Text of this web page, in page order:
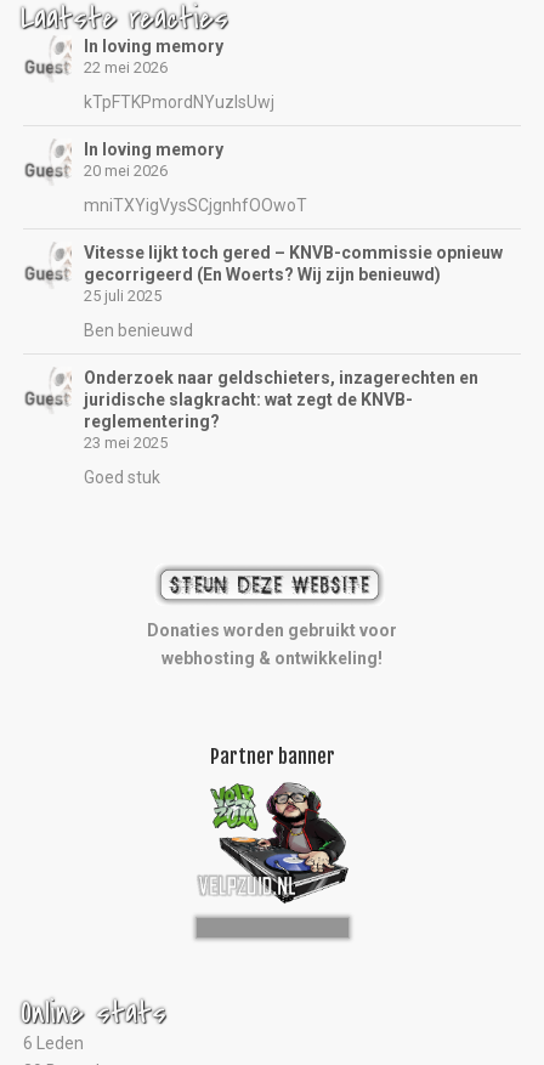
Laatste reacties
In loving memory
22 mei 2026
kTpFTKPmordNYuzIsUwj
In loving memory
20 mei 2026
mniTXYigVysSCjgnhfOOwoT
Vitesse lijkt toch gered – KNVB-commissie opnieuw
gecorrigeerd (En Woerts? Wij zijn benieuwd)
25 juli 2025
Ben benieuwd
Onderzoek naar geldschieters, inzagerechten en
juridische slagkracht: wat zegt de KNVB-
reglementering?
23 mei 2025
Goed stuk
Donaties worden gebruikt voor
webhosting & ontwikkeling!
Partner banner
Online stats
6 Leden